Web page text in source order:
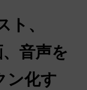
、
音声を
ン化す